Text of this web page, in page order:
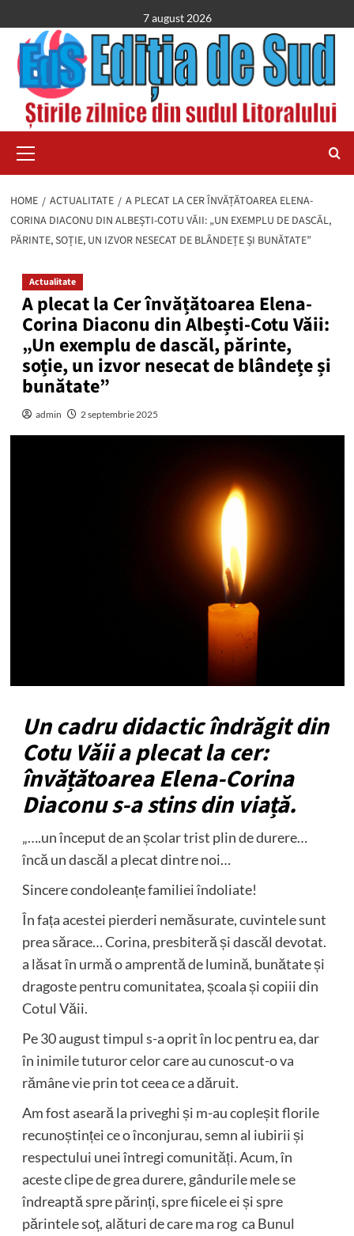
to
content
7 august 2026
Menu
HOME ACTUALITATE
A PLECAT LA CER ÎNVĂȚĂTOAREA ELENA-
CORINA DIACONU DIN ALBEȘTI-COTU VĂII: „UN EXEMPLU DE DASCĂL,
PĂRINTE, SOȚIE, UN IZVOR NESECAT DE BLÂNDEȚE ȘI BUNĂTATE”
Actualitate
A plecat la Cer învățătoarea Elena-
Corina Diaconu din Albești-Cotu Văii:
„Un exemplu de dascăl, părinte,
soție, un izvor nesecat de blândețe și
bunătate”
admin 2 septembrie 2025
Un cadru didactic îndrăgit din
Cotu Văii a plecat la cer:
învățătoarea Elena-Corina
Diaconu s-a stins din viață.
„….un început de an școlar trist plin de durere…
încă un dascăl a plecat dintre noi…
Sincere condoleanțe familiei îndoliate!
În fața acestei pierderi nemăsurate, cuvintele sunt
prea sărace… Corina, presbiteră și dascăl devotat.
a lăsat în urmă o amprentă de lumină, bunătate și
dragoste pentru comunitatea, școala și copiii din
Cotul Văii.
Pe 30 august timpul s-a oprit în loc pentru ea, dar
în inimile tuturor celor care au cunoscut-o va
rămâne vie prin tot ceea ce a dăruit.
Am fost aseară la priveghi și m-au copleșit florile
recunoștinței ce o înconjurau, semn al iubirii și
respectului unei întregi comunități. Acum, în
aceste clipe de grea durere, gândurile mele se
îndreaptă spre părinți, spre fiicele ei și spre
părintele soț, alături de care ma rog ca Bunul